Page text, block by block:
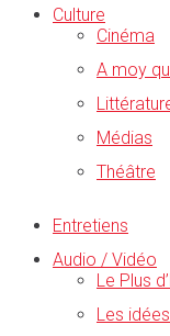
Culture
Cinéma
A moy
Médias
Théâtre
Entretiens
Audio / Vidéo
Le Plus
Les